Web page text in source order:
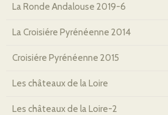
La Ronde Andalouse 2019-6
La Croisiére Pyrénéenne 2014
Croisiére Pyrénéenne 2015
Les châteaux de la Loire
Les châteaux de la Loire-2